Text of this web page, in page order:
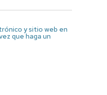
y sitio web en
que haga un